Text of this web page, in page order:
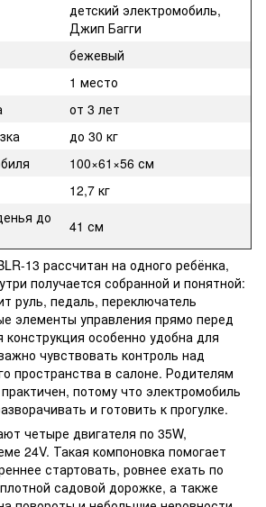
детский электромобиль,
Джип Багги
бежевый
1 место
от 3 лет
до 30 кг
100×61×56 см
12,7 кг
до
41 см
13 рассчитан на одного ребёнка,
получается собранной и понятной:
руль, педаль, переключатель
элементы управления прямо перед
особенно удобна для
чувствовать контроль над
пространства в салоне. Родителям
потому что электромобиль
и готовить к прогулке.
четыре двигателя по 35W,
24V. Такая компоновка помогает
стартовать, ровнее ехать по
садовой дорожке, а также